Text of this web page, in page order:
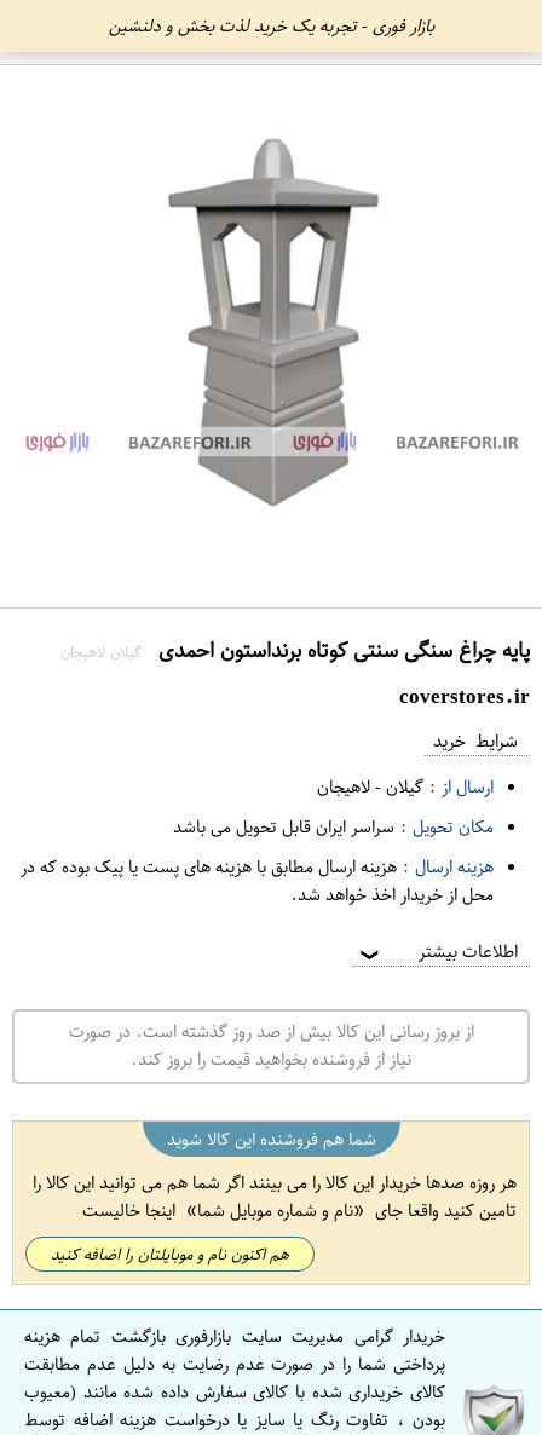
بازار فوری - تجربه یک خرید لذت بخش و دلنشین
پایه چراغ سنگی سنتی کوتاه برنداستون احمدی گیلان لاهیجان
coverstores.ir
شرایط خرید
ارسال از : گیلان-لاهیجان
مکان تحویل : سراسر ایران قابل تحویل می باشد
هزینه ارسال : هزینه ارسال مطابق با هزینه های پست یا پیک بوده که در
محل از خریدار اخذ خواهد شد.
اطلاعات بیشتر ❯
از بروز رسانی این کالا بیش از صد روز گذشته است. در صورت
نیاز از فروشنده بخواهید قیمت را بروز کند.
شما هم فروشنده این کالا شوید
هر روزه صدها خریدار این کالا را می بینند اگر شما هم می توانید این کالا را
تامین کنید واقعا جای
نام و شماره موبایل شما اینجا خالیست
هم اکنون نام و موبایلتان را اضافه کنید
خریدار گرامی مدیریت سایت بازارفوری بازگشت تمام هزینه
پرداختی شما را در صورت عدم رضایت به دلیل عدم مطابقت
کالای خریداری شده با کالای سفارش داده شده مانند (معیوب
بودن ، تفاوت رنگ یا سایز یا درخواست هزینه اضافه توسط